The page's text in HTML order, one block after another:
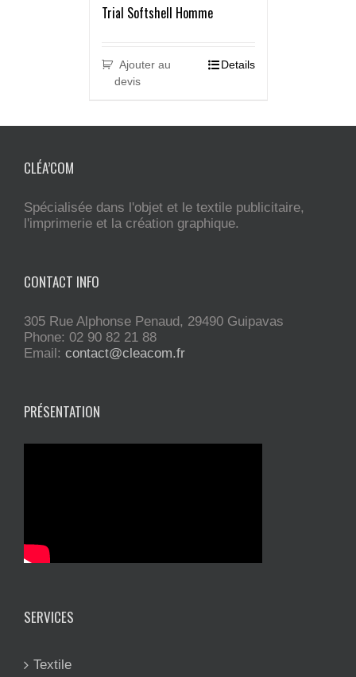
Trial Softshell Homme
Ajouter au
devis
Details
CLÉA’COM
Spécialisée dans l'objet et le textile publicitaire,
l'imprimerie et la création graphique.
CONTACT INFO
305 Rue Alphonse Penaud, 29490 Guipavas
Phone: 02 90 82 21 88
Email: contact@cleacom.fr
PRÉSENTATION
SERVICES
Textile